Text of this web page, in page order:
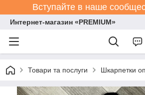
Вступайте в наше
Интернет-магазин «PREMIUM»
Товари та послуги Шкарпетки